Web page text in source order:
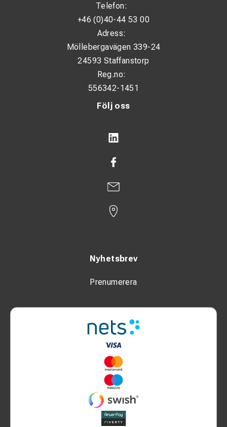
Följ oss
Nyhetsbrev
Prenumerera
Telefon:
+46 (0)40-44 53 00
Adress:
Möllebergavägen 339-24
24593 Staffanstorp
Reg.no:
556342-1451